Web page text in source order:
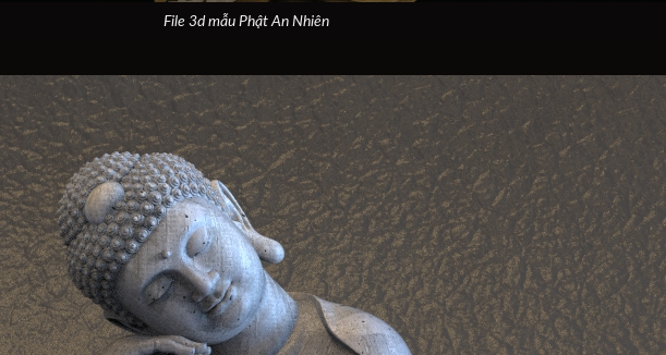
File 3d mẫu Phật An Nhiên